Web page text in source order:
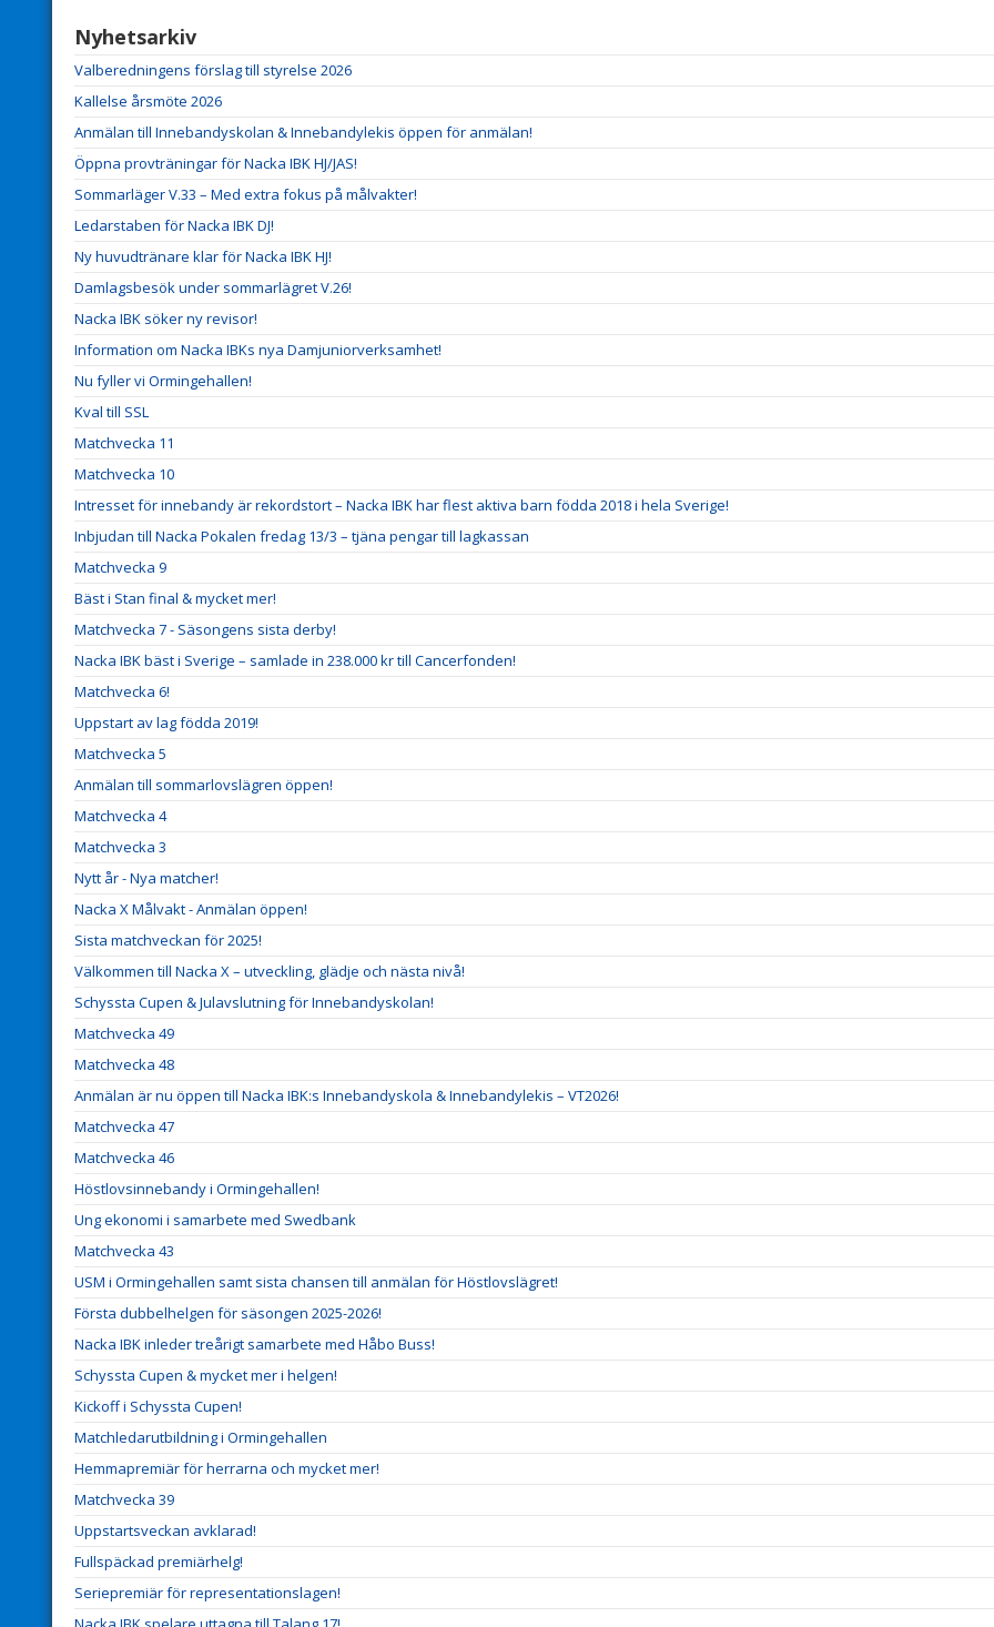
Nyhetsarkiv
Valberedningens förslag till styrelse 2026
Kallelse årsmöte 2026
Anmälan till Innebandyskolan & Innebandylekis öppen för anmälan!
Öppna provträningar för Nacka IBK HJ/JAS!
Sommarläger V.33 – Med extra fokus på målvakter!
Ledarstaben för Nacka IBK DJ!
Ny huvudtränare klar för Nacka IBK HJ!
Damlagsbesök under sommarlägret V.26!
Nacka IBK söker ny revisor!
Information om Nacka IBKs nya Damjuniorverksamhet!
Nu fyller vi Ormingehallen!
Kval till SSL
Matchvecka 11
Matchvecka 10
Intresset för innebandy är rekordstort – Nacka IBK har flest aktiva barn födda 2018 i hela Sverige!
Inbjudan till Nacka Pokalen fredag 13/3 – tjäna pengar till lagkassan
Matchvecka 9
Bäst i Stan final & mycket mer!
Matchvecka 7 - Säsongens sista derby!
Nacka IBK bäst i Sverige – samlade in 238.000 kr till Cancerfonden!
Matchvecka 6!
Uppstart av lag födda 2019!
Matchvecka 5
Anmälan till sommarlovslägren öppen!
Matchvecka 4
Matchvecka 3
Nytt år - Nya matcher!
Nacka X Målvakt - Anmälan öppen!
Sista matchveckan för 2025!
Välkommen till Nacka X – utveckling, glädje och nästa nivå!
Schyssta Cupen & Julavslutning för Innebandyskolan!
Matchvecka 49
Matchvecka 48
Anmälan är nu öppen till Nacka IBK:s Innebandyskola & Innebandylekis – VT2026!
Matchvecka 47
Matchvecka 46
Höstlovsinnebandy i Ormingehallen!
Ung ekonomi i samarbete med Swedbank
Matchvecka 43
USM i Ormingehallen samt sista chansen till anmälan för Höstlovslägret!
Första dubbelhelgen för säsongen 2025-2026!
Nacka IBK inleder treårigt samarbete med Håbo Buss!
Schyssta Cupen & mycket mer i helgen!
Kickoff i Schyssta Cupen!
Matchledarutbildning i Ormingehallen
Hemmapremiär för herrarna och mycket mer!
Matchvecka 39
Uppstartsveckan avklarad!
Fullspäckad premiärhelg!
Seriepremiär för representationslagen!